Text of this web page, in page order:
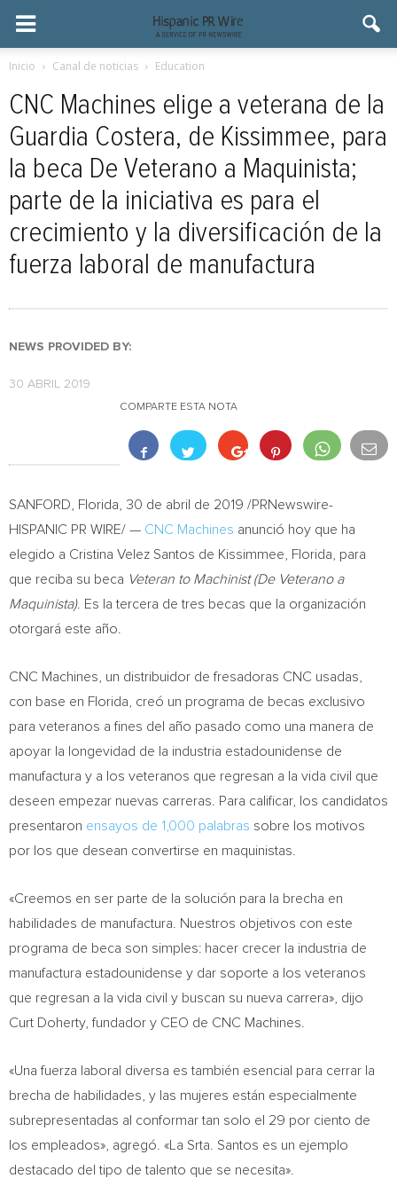
Inicio Canal de noticias Education
CNC Machines elige a veterana de la
Guardia Costera, de Kissimmee, para
la beca De Veterano a Maquinista;
parte de la iniciativa es para el
crecimiento y la diversificación de la
fuerza laboral de manufactura
NEWS PROVIDED BY:
30 ABRIL 2019
COMPARTE ESTA NOTA
SANFORD, Florida , 30 de abril de 2019 /PRNewswire-
HISPANIC PR WIRE/ — CNC Machines anunció hoy que ha
elegido a Cristina Velez Santos de Kissimmee , Florida, para
que reciba su beca Veteran to Machinist (De Veterano a
Maquinista). Es la tercera de tres becas que la organización
otorgará este año.
CNC Machines, un distribuidor de fresadoras CNC usadas,
con base en Florida , creó un programa de becas exclusivo
para veteranos a fines del año pasado como una manera de
apoyar la longevidad de la industria estadounidense de
manufactura y a los veteranos que regresan a la vida civil que
deseen empezar nuevas carreras. Para calificar, los candidatos
presentaron ensayos de 1,000 palabras sobre los motivos
por los que desean convertirse en maquinistas.
«Creemos en ser parte de la solución para la brecha en
habilidades de manufactura. Nuestros objetivos con este
programa de beca son simples: hacer crecer la industria de
manufactura estadounidense y dar soporte a los veteranos
que regresan a la vida civil y buscan su nueva carrera», dijo
Curt Doherty, fundador y CEO de CNC Machines.
«Una fuerza laboral diversa es también esencial para cerrar la
brecha de habilidades, y las mujeres están especialmente
subrepresentadas al conformar tan solo el 29 por ciento de
los empleados», agregó. «La Srta. Santos es un ejemplo
destacado del tipo de talento que se necesita».